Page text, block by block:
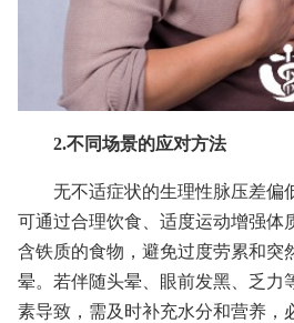
2.不同场景的应对方法
无不适症状的生理性脉压差偏
可通过合理饮食、适度运动增强体
含铁质的食物，避免过度劳累和突
晕。若伴随头晕、眼前发黑、乏力
素导致，需及时补充水分和营养，